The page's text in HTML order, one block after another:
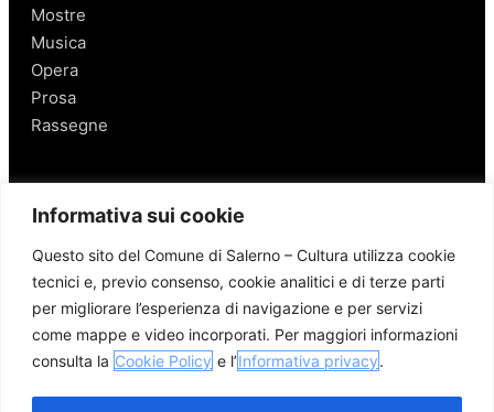
Informativa sui cookie
Questo sito del Comune di Salerno – Cultura utilizza cookie
tecnici e, previo consenso, cookie analitici e di terze parti
per migliorare l’esperienza di navigazione e per servizi
come mappe e video incorporati. Per maggiori informazioni
consulta la Cookie Policy e l’Informativa privacy.
Mostre
Musica
Opera
Prosa
Rassegne
Salerno
Personaggi
Enogastronomia
Mobilità a Salerno
Luoghi nei Dintorni
Link utili